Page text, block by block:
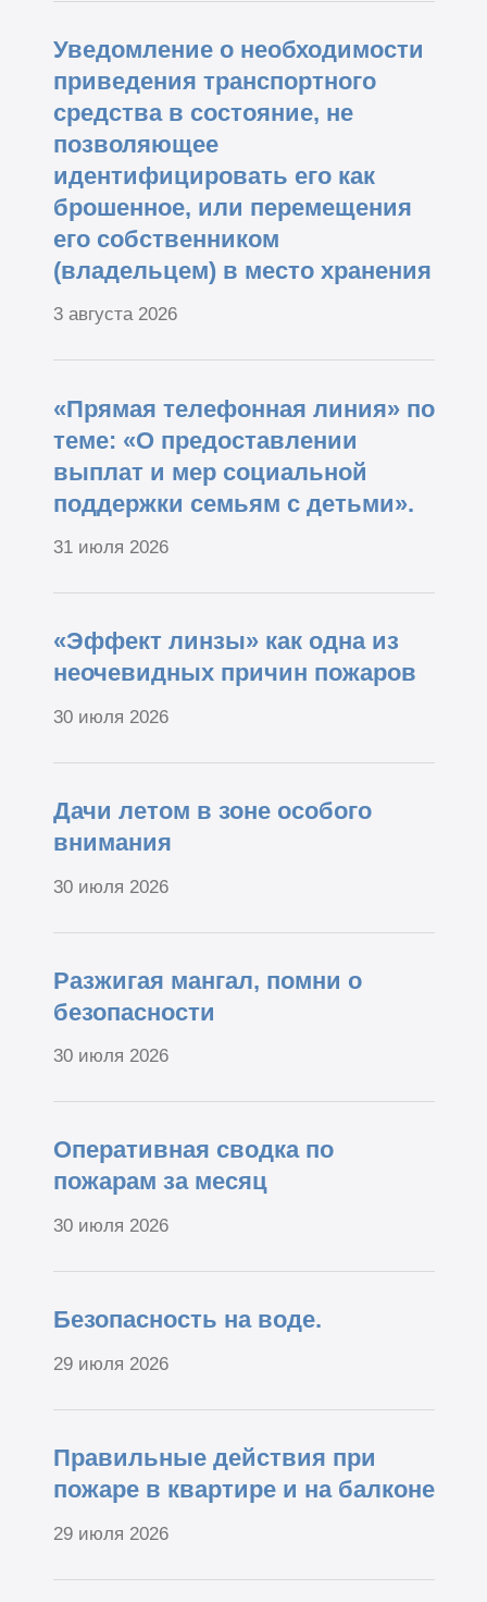
Уведомление о необходимости
приведения транспортного
средства в состояние, не
позволяющее
идентифицировать его как
брошенное, или перемещения
его собственником
(владельцем) в место хранения
3 августа 2026
«Прямая телефонная линия» по
теме: «О предоставлении
выплат и мер социальной
поддержки семьям с детьми».
31 июля 2026
«Эффект линзы» как одна из
неочевидных причин пожаров
30 июля 2026
Дачи летом в зоне особого
внимания
30 июля 2026
Разжигая мангал, помни о
безопасности
30 июля 2026
Оперативная сводка по
пожарам за месяц
30 июля 2026
Безопасность на воде.
29 июля 2026
Правильные действия при
пожаре в квартире и на балконе
29 июля 2026